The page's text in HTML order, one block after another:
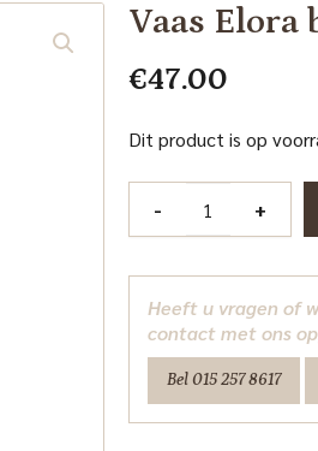
Vaas
€47.00
Dit product is op
-
Richmond
Interiors
aantal
+
Heeft u vragen of
contact met ons
Bel 015 257 8617